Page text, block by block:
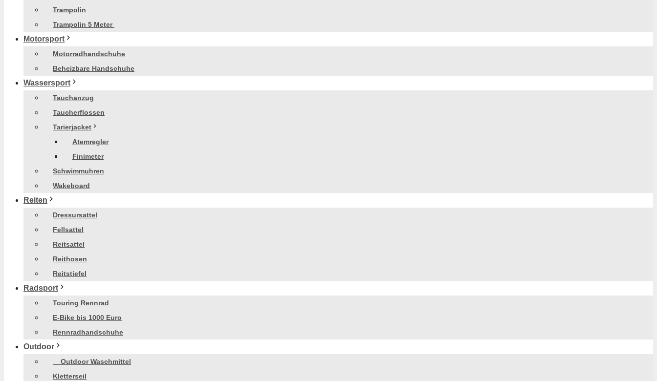
Trampolin
Trampolin 5 Meter
Motorsport
Motorradhandschuhe
Beheizbare Handschuhe
Wassersport
Tauchanzug
Taucherflossen
Tarierjacket
Atemregler
Finimeter
Schwimmuhren
Wakeboard
Reiten
Dressursattel
Fellsattel
Reitsattel
Reithosen
Reitstiefel
Radsport
Touring Rennrad
E-Bike bis 1000 Euro
Rennradhandschuhe
Outdoor
Outdoor Waschmittel
Kletterseil